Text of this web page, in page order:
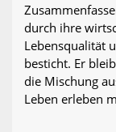
durch ihre
Lebensqualität
besticht. Er
die Mischung
Leben erleben